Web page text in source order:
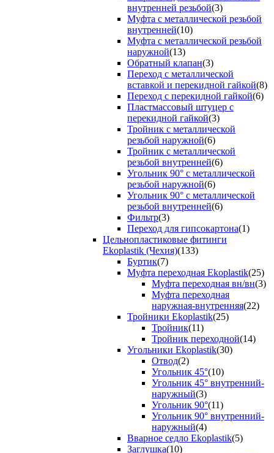
внутренней резьбой(3)
Муфта с металлической резьбой
внутренней(10)
Муфта с металлической резьбой
наружной(13)
Обратный клапан(3)
Переход с металлической
вставкой и перекидной гайкой(8)
Переход с перекидной гайкой(6)
Пластмассовый штуцер с
перекидной гайкой(3)
Тройник с металлической
резьбой наружной(6)
Тройник с металлической
резьбой внутренней(6)
Угольник 90° с металлической
резьбой наружной(6)
Угольник 90° с металлической
резьбой внутренней(6)
Фильтр(3)
Переход для гипсокартона(1)
Цельнопластиковые фитинги
Ekoplastik (Чехия)(133)
Буртик(7)
Муфта переходная Ekoplastik(25)
Муфта переходная вн/вн(3)
Муфта переходная
наружная-внутренняя(22)
Тройники Ekoplastik(25)
Тройник(11)
Тройник переходной(14)
Угольники Ekoplastik(30)
Отвод(2)
Угольник 45°(10)
Угольник 45° внутренний-
наружный(3)
Угольник 90°(11)
Угольник 90° внутренний-
наружный(4)
Вварное седло Ekoplastik(5)
Заглушка(10)